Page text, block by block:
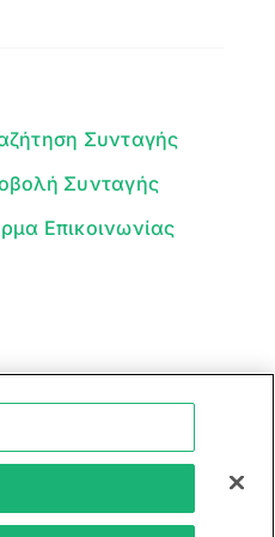
Συνταγής
Συνταγής
Επικοινωνίας
— ελέγξτε τις συνταγές.